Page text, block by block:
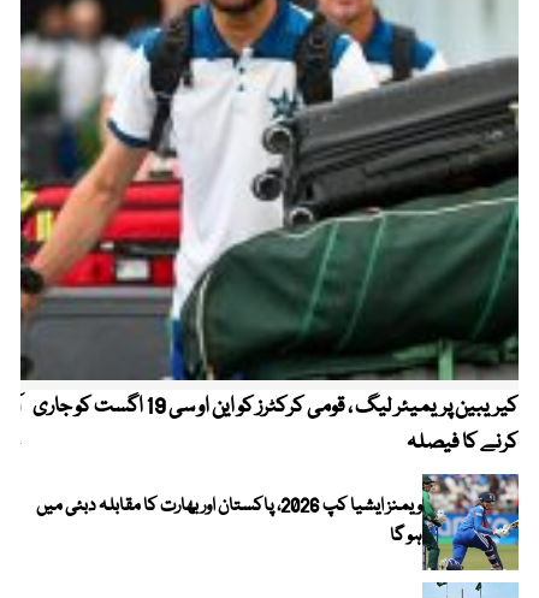
کیریبین پریمیئر لیگ ، قومی کرکٹرز کو این او سی 19 اگست کو جاری
کرنے کا فیصلہ
ویمنز ایشیا کپ 2026، پاکستان اور بھارت کا مقابلہ دبئی میں
ہو گا